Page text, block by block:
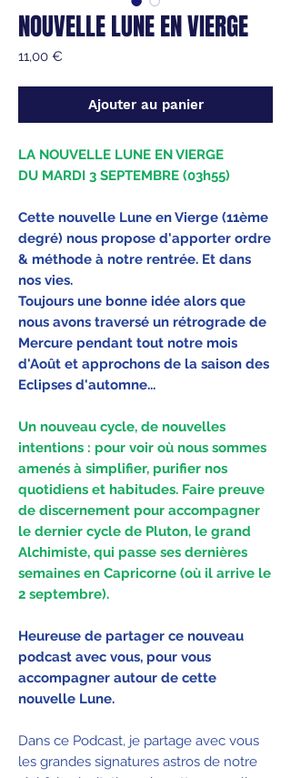
NOUVELLE LUNE EN VIERGE
11,00 €
Ajouter au panier
LA NOUVELLE LUNE EN VIERGE
DU MARDI 3 SEPTEMBRE (03h55)
Cette nouvelle Lune en Vierge (11ème
degré) nous propose d'apporter ordre
& méthode à notre rentrée. Et dans
nos vies.
Toujours une bonne idée alors que
nous avons traversé un rétrograde de
Mercure pendant tout notre mois
d'Août et approchons de la saison des
Eclipses d'automne...
Un nouveau cycle, de nouvelles
intentions : pour voir où nous sommes
amenés à simplifier, purifier nos
quotidiens et habitudes. Faire preuve
de discernement pour accompagner
le dernier cycle de Pluton, le grand
Alchimiste, qui passe ses dernières
semaines en Capricorne (où il arrive le
2 septembre).
Heureuse de partager ce nouveau
podcast avec vous, pour vous
accompagner autour de cette
nouvelle Lune.
Dans ce Podcast, je partage avec vous
les grandes signatures astros de notre